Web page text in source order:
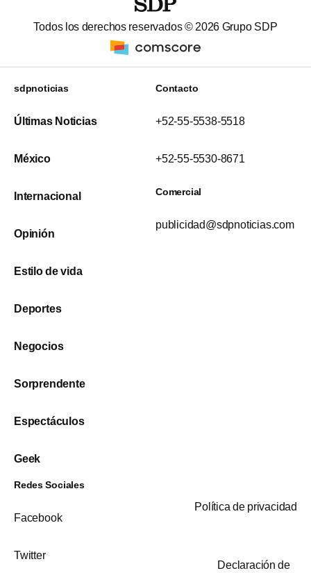
Todos los derechos reservados © 2026 Grupo SDP
sdpnoticias
Últimas Noticias
México
Internacional
Opinión
Estilo de vida
Deportes
Negocios
Sorprendente
Espectáculos
Geek
Contacto
+52-55-5538-5518
+52-55-5530-8671
Comercial
publicidad@sdpnoticias.com
Redes Sociales
Facebook
Twitter
Política de privacidad
Declaración de